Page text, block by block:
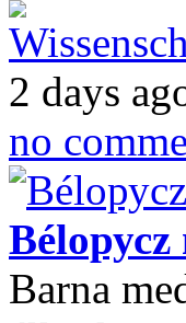
2 days
no
Barna